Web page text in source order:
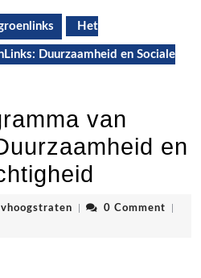
Het
Duurzaamheid en Sociale
van
en
cdenvhoogstraten
0 Comment